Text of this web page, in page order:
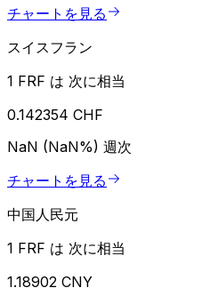
チャートを見る
スイスフラン
1 FRF は 次に相当
0.142354 CHF
NaN (NaN%) 週次
チャートを見る
中国人民元
1 FRF は 次に相当
1.18902 CNY